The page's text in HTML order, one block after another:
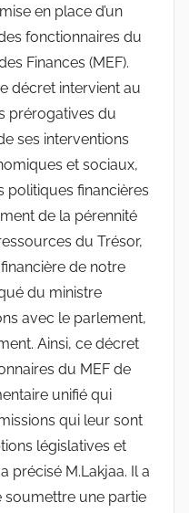
en place d’un
fonctionnaires du
Finances (MEF).
décret intervient au
prérogatives du
ses interventions
et sociaux,
politiques financières
de la pérennité
du Trésor,
de notre
du ministre
avec le parlement,
Ainsi, ce décret
du MEF de
unifié qui
qui leur sont
législatives et
précisé M.Lakjaa. Il a
une partie